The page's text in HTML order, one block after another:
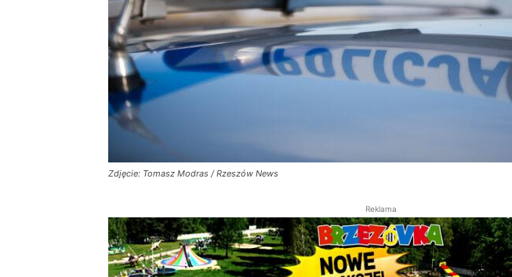
Zdjęcie: Tomasz Modras / Rzeszów News
Reklama